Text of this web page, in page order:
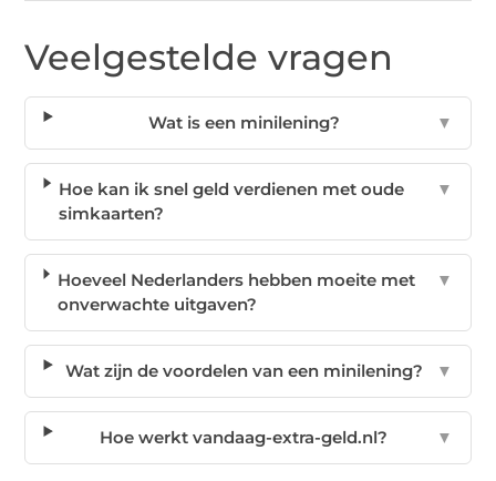
Veelgestelde vragen
Wat is een minilening? ▼
Hoe kan ik snel geld verdienen met oude
simkaarten?
▼
Hoeveel Nederlanders hebben moeite met
onverwachte uitgaven?
▼
Wat zijn de voordelen van een minilening? ▼
Hoe werkt vandaag-extra-geld.nl? ▼